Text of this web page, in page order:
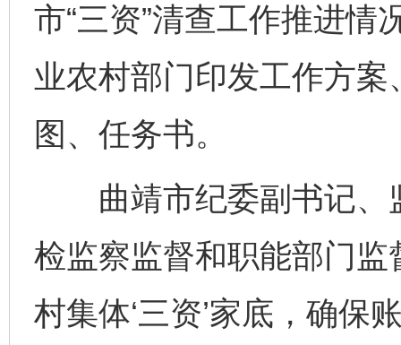
市“三资”清查工作推进情
业农村部门印发工作方
图、任务书。
曲靖市纪委副书记、
检监察监督和职能部门
村集体‘三资’家底，确保